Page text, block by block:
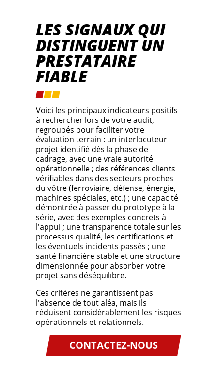
LES SIGNAUX QUI
DISTINGUENT UN
PRESTATAIRE
FIABLE
Voici les principaux indicateurs positifs
à rechercher lors de votre audit,
regroupés pour faciliter votre
évaluation terrain : un interlocuteur
projet identifié dès la phase de
cadrage, avec une vraie autorité
opérationnelle ; des références clients
vérifiables dans des secteurs proches
du vôtre (ferroviaire, défense, énergie,
machines spéciales, etc.) ; une capacité
démontrée à passer du prototype à la
série, avec des exemples concrets à
l'appui ; une transparence totale sur les
processus qualité, les certifications et
les éventuels incidents passés ; une
santé financière stable et une structure
dimensionnée pour absorber votre
projet sans déséquilibre.
Ces critères ne garantissent pas
l'absence de tout aléa, mais ils
réduisent considérablement les risques
opérationnels et relationnels.
CONTACTEZ-NOUS